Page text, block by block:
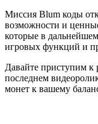
Миссия Blum коды
возможности и
которые в
игровых функций и
Давайте приступим к
последнем
монет к вашему